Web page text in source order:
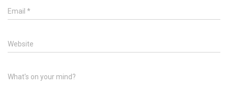
Email *
Website
What's on your mind?